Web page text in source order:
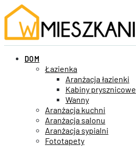
DOM
Łazienka
Aranżacja łazienki
Kabiny prysznicowe
Wanny
Aranżacja kuchni
Aranżacja salonu
Aranżacja sypialni
Fototapety